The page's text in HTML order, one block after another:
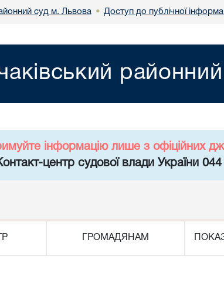
суд м. Львова • Доступ до публічної
інформацію лише з офіційних
центр судової влади України
ГРОМАДЯНАМ